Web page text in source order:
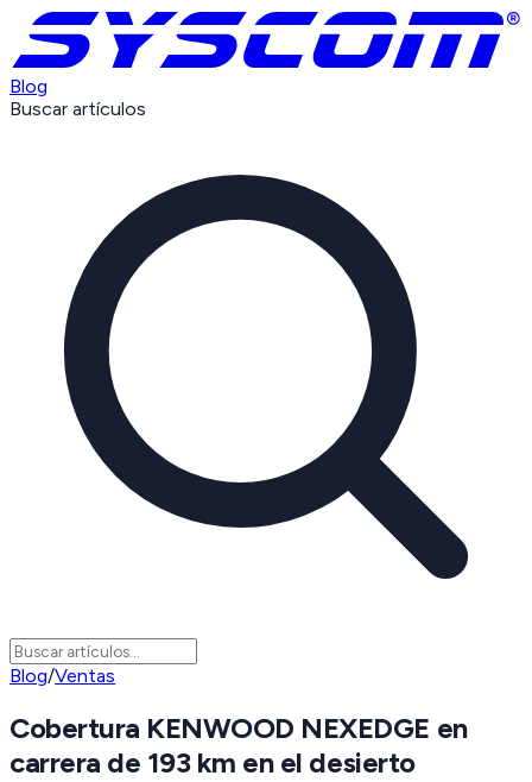
Blog
Buscar artículos
Blog/Ventas
Cobertura KENWOOD NEXEDGE en
carrera de 193 km en el desierto